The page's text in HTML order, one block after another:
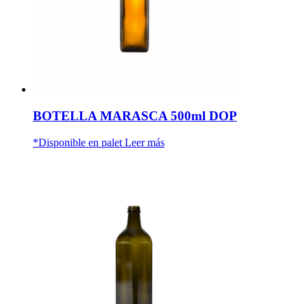
BOTELLA MARASCA 500ml DOP
*Disponible en palet Leer más